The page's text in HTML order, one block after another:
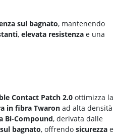
sul bagnato, mantenendo
, elevata resistenza e una
Contact Patch 2.0 ottimizza la
in fibra Twaron ad alta densità
Bi-Compound, derivata dalle
bagnato, offrendo sicurezza e